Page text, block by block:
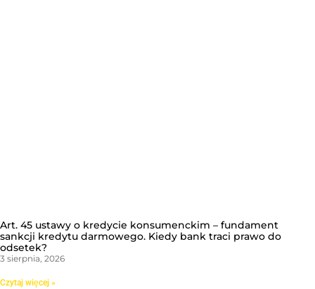
Art. 45 ustawy o kredycie konsumenckim – fundament
sankcji kredytu darmowego. Kiedy bank traci prawo do
odsetek?
3 sierpnia, 2026
Czytaj więcej »